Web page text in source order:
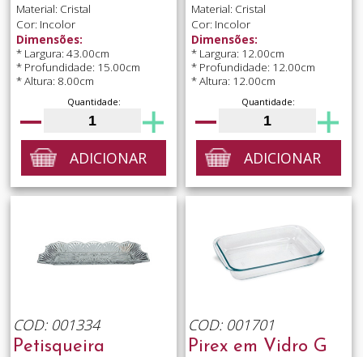
Material: Cristal
Cor: Incolor
Dimensões:
* Largura: 43.00cm
* Profundidade: 15.00cm
* Altura: 8.00cm
Quantidade:
ADICIONAR
Material: Cristal
Cor: Incolor
Dimensões:
* Largura: 12.00cm
* Profundidade: 12.00cm
* Altura: 12.00cm
Quantidade:
ADICIONAR
COD: 001334
Petisqueira
COD: 001701
Pirex em Vidro G